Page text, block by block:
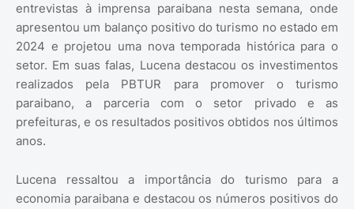
entrevistas à imprensa paraibana nesta semana, onde
apresentou um balanço positivo do turismo no estado em
2024 e projetou uma nova temporada histórica para o
setor. Em suas falas, Lucena destacou os investimentos
realizados pela PBTUR para promover o turismo
paraibano, a parceria com o setor privado e as
prefeituras, e os resultados positivos obtidos nos últimos
anos.
Lucena ressaltou a importância do turismo para a
economia paraibana e destacou os números positivos do